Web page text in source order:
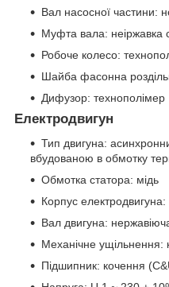
Вал насосної частини:
Муфта вала: неіржавка
Робоче колесо:
Шайба фасонна
Дифузор: технополімер
Електродвигун
Тип двигуна:
вбудованою в обмотку
Обмотка статора: мідь
Корпус електродвигуна:
Вал двигуна:
Механічне ущільнення:
Підшипник: кочення